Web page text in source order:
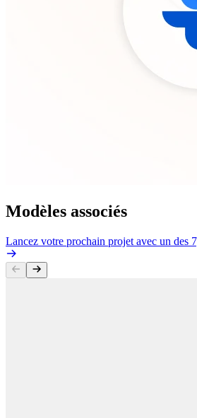
Modèles associés
Lancez votre prochain projet avec un des